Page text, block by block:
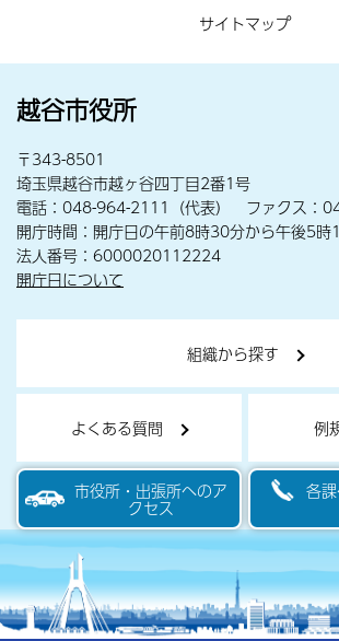
サイトマップ
越谷市役所
〒343-8501
埼玉県越谷市越ヶ谷四丁目2番1号
電話：048-964-2111（代表） ファクス：
開庁時間：開庁日の午前8時30分から午後5時
法人番号：6000020112224
開庁日について
組織から探す
よくある質問 例
市役所・出張所へのア
クセス
各